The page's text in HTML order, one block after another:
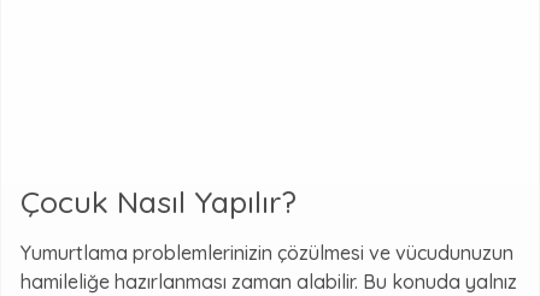
Çocuk Nasıl Yapılır?
Yumurtlama problemlerinizin çözülmesi ve vücudunuzun
hamileliğe hazırlanması zaman alabilir. Bu konuda yalnız